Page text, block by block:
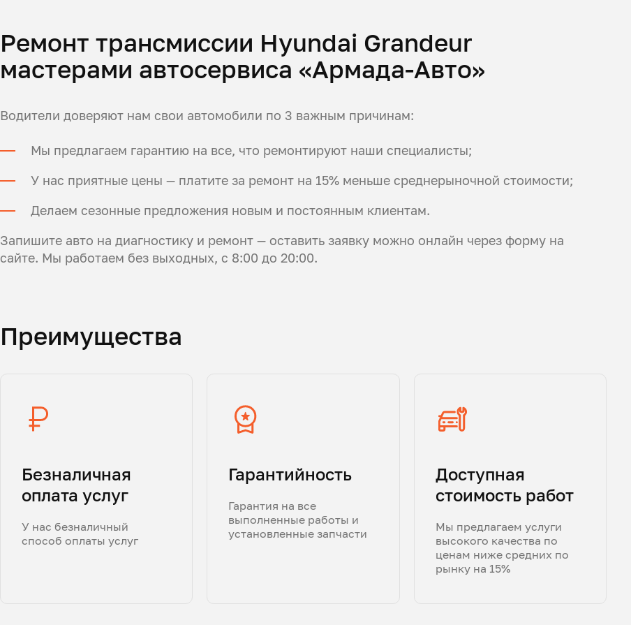
Ремонт трансмиссии Hyundai Grandeur
мастерами автосервиса «Армада-Авто»
Водители доверяют нам свои автомобили по 3 важным причинам:
Мы предлагаем гарантию на все, что ремонтируют наши специалисты;
У нас приятные цены — платите за ремонт на 15% меньше среднерыночной стоимости;
Делаем сезонные предложения новым и постоянным клиентам.
Запишите авто на диагностику и ремонт — оставить заявку можно онлайн через форму на
сайте. Мы работаем без выходных, с 8:00 до 20:00.
Преимущества
Безналичная
оплата услуг
У нас безналичный
способ оплаты услуг
Гарантийность
Гарантия на все
выполненные работы и
установленные запчасти
Доступная
стоимость работ
Мы предлагаем услуги
высокого качества по
ценам ниже средних по
рынку на 15%